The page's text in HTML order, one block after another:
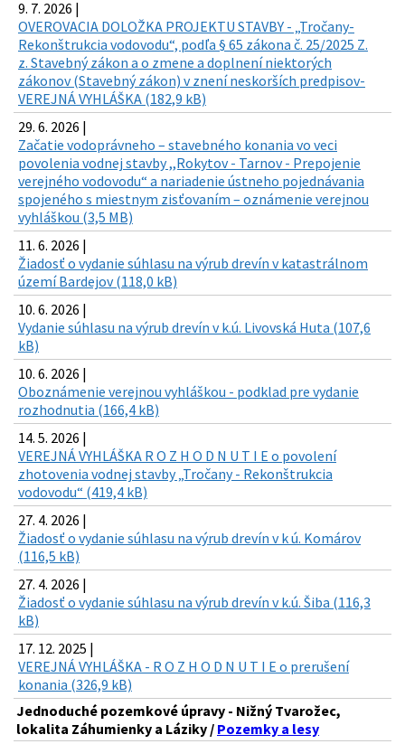
9. 7. 2026 |
OVEROVACIA DOLOŽKA PROJEKTU STAVBY - „Tročany-
Rekonštrukcia vodovodu“, podľa § 65 zákona č. 25/2025 Z.
z. Stavebný zákon a o zmene a doplnení niektorých
zákonov (Stavebný zákon) v znení neskorších predpisov-
VEREJNÁ VYHLÁŠKA (182,9 kB)
29. 6. 2026 |
Začatie vodoprávneho – stavebného konania vo veci
povolenia vodnej stavby ,,Rokytov - Tarnov - Prepojenie
verejného vodovodu“ a nariadenie ústneho pojednávania
spojeného s miestnym zisťovaním – oznámenie verejnou
vyhláškou (3,5 MB)
11. 6. 2026 |
Žiadosť o vydanie súhlasu na výrub drevín v katastrálnom
území Bardejov (118,0 kB)
10. 6. 2026 |
Vydanie súhlasu na výrub drevín v k.ú. Livovská Huta (107,6
kB)
10. 6. 2026 |
Oboznámenie verejnou vyhláškou - podklad pre vydanie
rozhodnutia (166,4 kB)
14. 5. 2026 |
VEREJNÁ VYHLÁŠKA R O Z H O D N U T I E o povolení
zhotovenia vodnej stavby „Tročany - Rekonštrukcia
vodovodu“ (419,4 kB)
27. 4. 2026 |
Žiadosť o vydanie súhlasu na výrub drevín v k ú. Komárov
(116,5 kB)
27. 4. 2026 |
Žiadosť o vydanie súhlasu na výrub drevín v k.ú. Šiba (116,3
kB)
17. 12. 2025 |
VEREJNÁ VYHLÁŠKA - R O Z H O D N U T I E o prerušení
konania (326,9 kB)
Jednoduché pozemkové úpravy - Nižný Tvarožec,
lokalita Záhumienky a Láziky / Pozemky a lesy